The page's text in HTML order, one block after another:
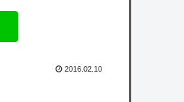
て呼べばいいん
2016.02.10